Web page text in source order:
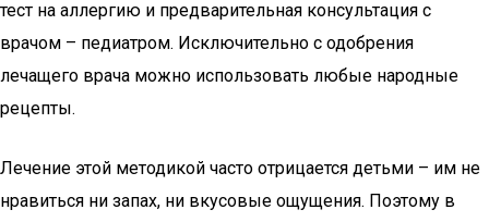
тест на аллергию и предварительная консультация с
врачом – педиатром. Исключительно с одобрения
лечащего врача можно использовать любые народные
рецепты.
Лечение этой методикой часто отрицается детьми – им не
нравиться ни запах, ни вкусовые ощущения. Поэтому в